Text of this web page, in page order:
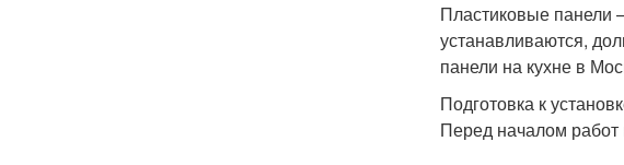
Пластиковые панели
устанавливаются,
панели на кухне в
Подготовка к
Перед началом работ